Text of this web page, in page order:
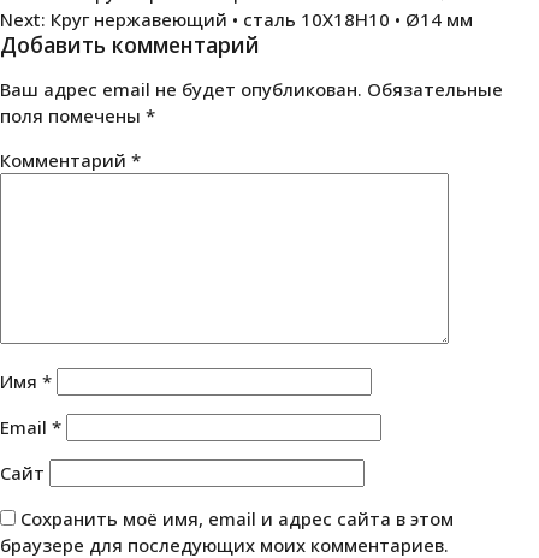
по
записям
Next: Круг нержавеющий • сталь 10Х18Н10 • Ø14 мм
Добавить комментарий
Ваш адрес email не будет опубликован. Обязательные
поля помечены *
Комментарий *
Имя *
Email *
Сайт
Сохранить моё имя, email и адрес сайта в этом
браузере для последующих моих комментариев.